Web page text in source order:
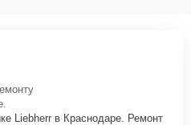
Liebherr в Краснодаре. Ремонт